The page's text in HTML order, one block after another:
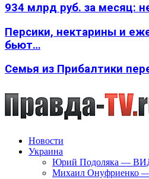
934 млрд руб. за месяц:
Персики, нектарины и
бьют…
Семья из Прибалтики
Новости
Украина
Юрий Подоляка —
Михаил Онуфриенко